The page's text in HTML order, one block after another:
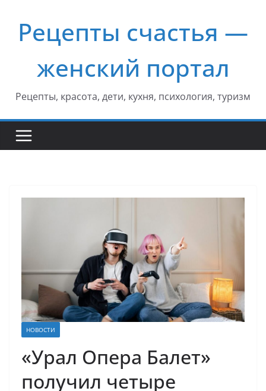
содержимому
Рецепты счастья —
женский портал
Рецепты, красота, дети, кухня, психология, туризм
НОВОСТИ
«Урал Опера Балет»
получил четыре